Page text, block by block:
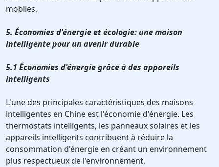
mobiles.
5. Économies d'énergie et écologie: une maison
intelligente pour un avenir durable
5.1 Économies d'énergie grâce à des appareils
intelligents
L'une des principales caractéristiques des maisons
intelligentes en Chine est l'économie d'énergie. Les
thermostats intelligents, les panneaux solaires et les
appareils intelligents contribuent à réduire la
consommation d'énergie en créant un environnement
plus respectueux de l'environnement.